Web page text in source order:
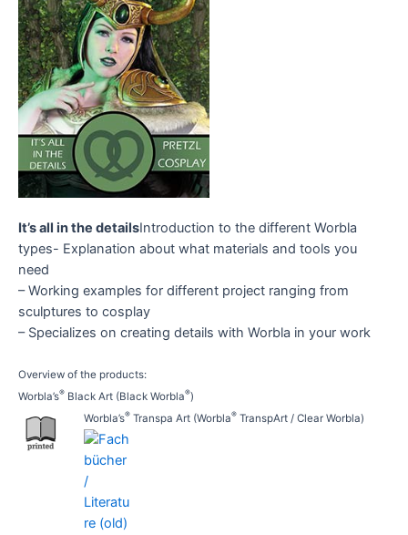
It’s all in the detailsIntroduction to the different Worbla
types- Explanation about what materials and tools you
need
– Working examples for different project ranging from
sculptures to cosplay
– Specializes on creating details with Worbla in your work
Overview of the products:
Worbla’s® Black Art (Black Worbla®)
Worbla’s®Transpa Art (Worbla®TranspArt / Clear Worbla)